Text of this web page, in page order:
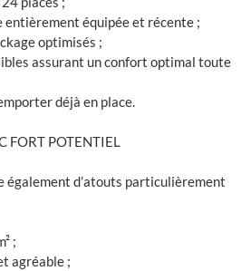
entièrement équipée et récente ;
optimisés ;
assurant un confort optimal toute
déjà en place.
FORT POTENTIEL
également d’atouts particulièrement
;
agréable ;